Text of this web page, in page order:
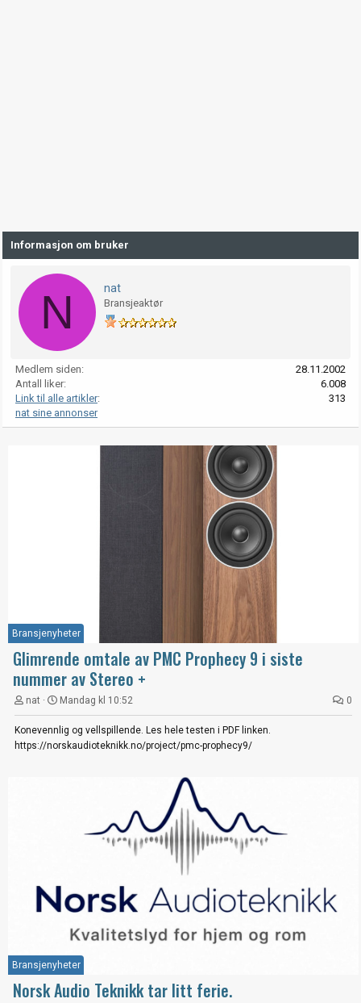
Informasjon om bruker
N nat
Bransjeaktør
Medlem siden
28.11.2002
Antall liker
6.008
Link til alle artikler
313
nat sine annonser
Bransjenyheter
Glimrende omtale av PMC Prophecy 9 i siste
nummer av Stereo +
nat Mandag kl 10:52 0
Konevennlig og vellspillende. Les hele testen i PDF linken.
https://norskaudioteknikk.no/project/pmc-prophecy9/
Bransjenyheter
Norsk Audio Teknikk tar litt ferie.